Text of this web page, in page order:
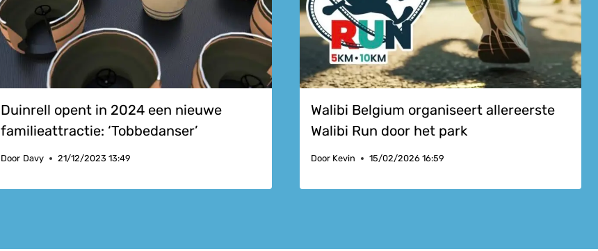
Duinrell opent in 2024 een nieuwe
familieattractie: ‘Tobbedanser’
Door Davy 21/12/2023 13:49
Walibi Belgium organiseert allereerste
Walibi Run door het park
Door Kevin 15/02/2026 16:59